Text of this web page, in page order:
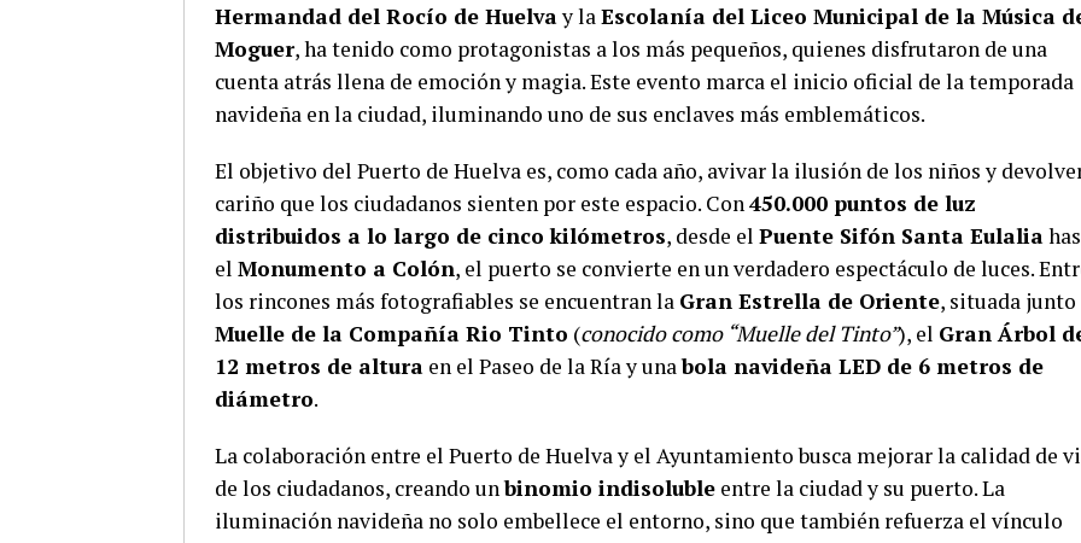
Hermandad del Rocío de Huelvay laEscolanía del Liceo Municipal de la Música
Moguer, ha tenido como protagonistas a los más pequeños, quienes disfrutaron de una
cuenta atrás llena de emoción y magia. Este evento marca el inicio oficial de la temporada
navideña en la ciudad, iluminando uno de sus enclaves más emblemáticos.
El objetivo del Puerto de Huelva es, como cada año, avivar la ilusión de los niños y
cariño que los ciudadanos sienten por este espacio. Con450.000 puntos de luz
distribuidos a lo largo de cinco kilómetros, desde el Puente Sifón Santa Eulalia
el Monumento a Colón, el puerto se convierte en un verdadero espectáculo de luces.
los rincones más fotografiables se encuentran la Gran Estrella de Oriente, situada junto
Muelle de la Compañía Rio Tinto (conocido como “Muelle del Tinto”), el Gran Árbol
12 metros de altura en el Paseo de la Ría y unabola navideña LED de 6 metros de
diámetro.
La colaboración entre el Puerto de Huelva y el Ayuntamiento busca mejorar la calidad de
de los ciudadanos, creando unbinomio indisoluble entre la ciudad y su puerto. La
iluminación navideña no solo embellece el entorno, sino que también refuerza el vínculo